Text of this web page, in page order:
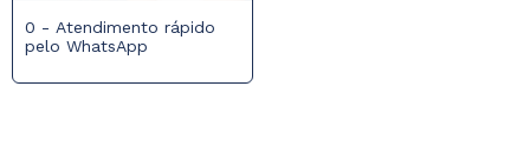
0 - Atendimento rápido
pelo WhatsApp